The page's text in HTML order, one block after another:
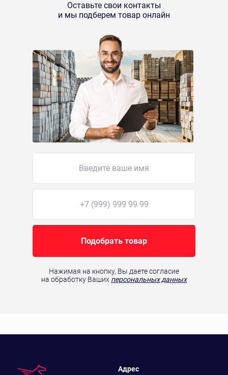
Оставьте свои контакты
и мы подберем товар онлайн
Подобрать товар
Нажимая на кнопку, Вы даете согласие
на обработку Ваших персональных данных
Адрес